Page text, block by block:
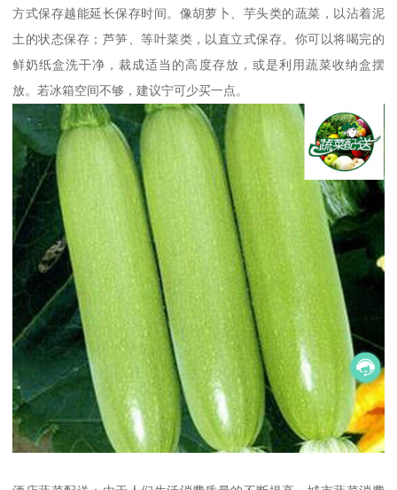
方式保存越能延长保存时间。像胡萝卜、芋头类的蔬菜，以沾着泥
土的状态保存；芦笋、等叶菜类，以直立式保存。你可以将喝完的
鲜奶纸盒洗干净，裁成适当的高度存放，或是利用蔬菜收纳盒摆
放。若冰箱空间不够，建议宁可少买一点。